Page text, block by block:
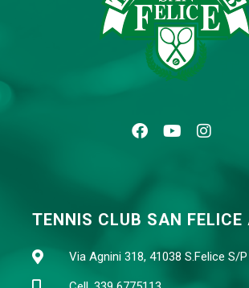
TENNIS CLUB SAN FELICE
Via Agnini 318, 41038 S.Felice S/P